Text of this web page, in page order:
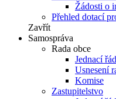
Žádosti o
Přehled dotací
Zavřít
Samospráva
Rada obce
Jednací řád
Usnesení
Komise
Zastupitelstvo